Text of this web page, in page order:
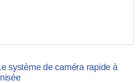
système de caméra rapide à